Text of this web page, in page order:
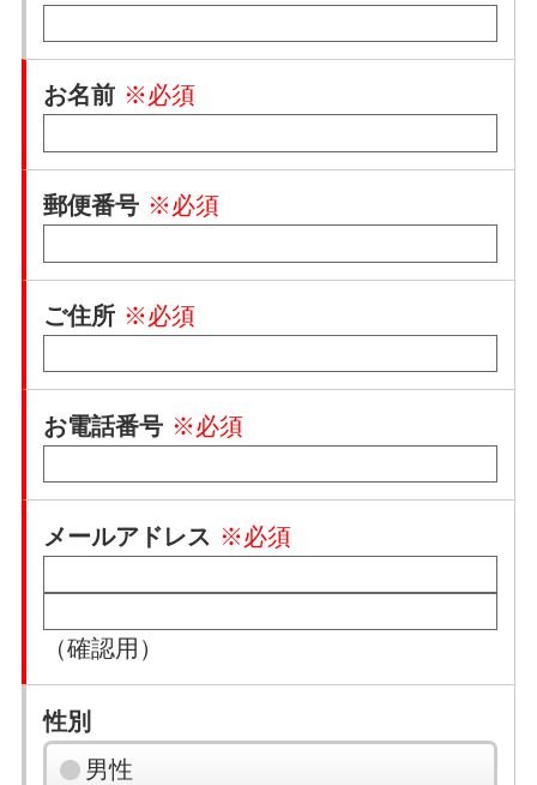
お名前 ※必須
郵便番号 ※必須
ご住所 ※必須
お電話番号 ※必須
メールアドレス ※必須
（確認用）
性別
男性